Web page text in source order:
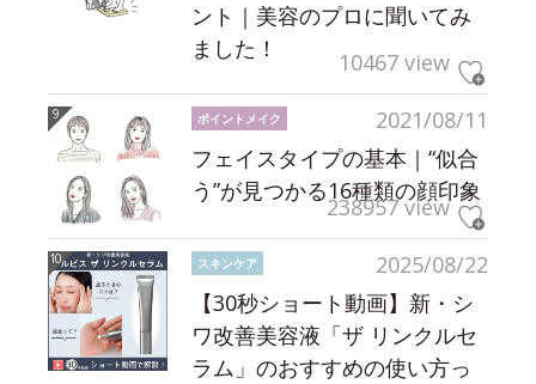
ント｜美容のプロに聞いてみ
ました！
10467 view
2021/08/11
ポイントメイク
フェイスタイプの基本｜“似合
う”が見つかる16種類の顔印象
238957 view
2025/08/22
スキンケア
【30秒ショート動画】新・シ
ワ改善美容液「ザ リンクルセ
ラム」のおすすめの使い方っ